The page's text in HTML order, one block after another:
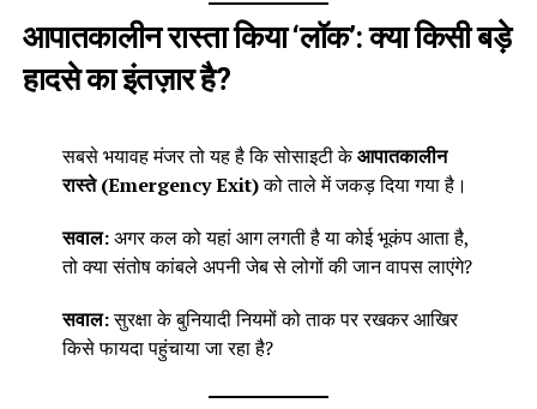
आपातकालीन रास्ता किया ‘लॉक’: क्या किसी बड़े
हादसे का इंतज़ार है?
सबसे भयावह मंजर तो यह है कि सोसाइटी केआपातकालीन
रास्ते (Emergency Exit)को ताले में जकड़ दिया गया है।
सवाल:अगर कल को यहां आग लगती है या कोई भूकंप आता है,
तो क्या संतोष कांबले अपनी जेब से लोगों की जान वापस लाएंगे?
सवाल:सुरक्षा के बुनियादी नियमों को ताक पर रखकर आखिर
किसे फायदा पहुंचाया जा रहा है?